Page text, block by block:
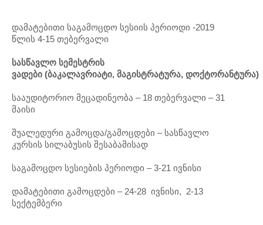
დამატებითი საგამოცდო სესიის პერიოდი -2019
წლის 4-15 თებერვალი
სასწავლო სემესტრის
ვადები (ბაკალავრიატი, მაგისტრატურა, დოქტორანტურა)
სააუდიტორიო მეცადინეობა – 18 თებერვალი – 31
მაისი
შუალედური გამოცდა/გამოცდები – სასწავლო
კურსის სილაბუსის შესაბამისად
საგამოცდო სესიების პერიოდი – 3-21 ივნისი
დამატებითი გამოცდები – 24-28 ივნისი, 2-13
სექტემბერი